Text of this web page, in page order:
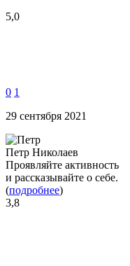
5,0
0 1
29 сентября 2021
Петр Николаев
Проявляйте активность
и рассказывайте о себе.
(подробнее)
3,8